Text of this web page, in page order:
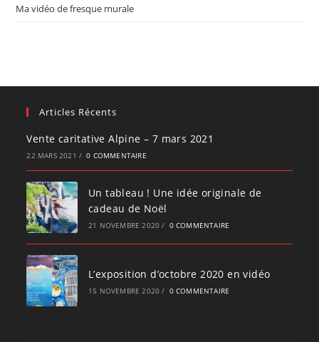
Ma vidéo de fresque murale
Articles Récents
Vente caritative Alpine – 7 mars 2021
22 MARS 2021 / 0 COMMENTAIRE
Un tableau ! Une idée originale de
cadeau de Noël
21 NOVEMBRE 2020 / 0 COMMENTAIRE
L’exposition d’octobre 2020 en vidéo
15 NOVEMBRE 2020 / 0 COMMENTAIRE